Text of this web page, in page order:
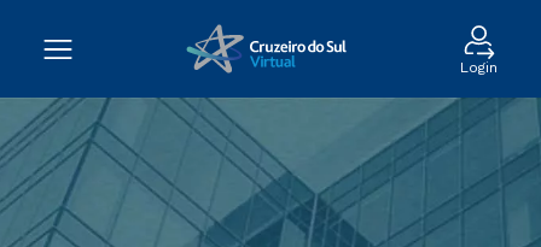
Login